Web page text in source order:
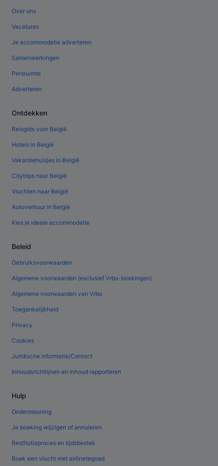
Over ons
Vacatures
Je accommodatie adverteren
Samenwerkingen
Persruimte
Adverteren
Ontdekken
Reisgids voor België
Hotels in België
Vakantiehuisjes in België
Citytrips naar België
Vluchten naar België
Autoverhuur in België
Kies je ideale accommodatie
Beleid
Gebruiksvoorwaarden
Algemene voorwaarden (exclusief Vrbo-boekingen)
Algemene voorwaarden van Vrbo
Toegankelijkheid
Privacy
Cookies
Juridische informatie/Contact
Inhoudsrichtlijnen en inhoud rapporteren
Hulp
Ondersteuning
Je boeking wijzigen of annuleren
Restitutieproces en tijdsbestek
Boek een vlucht met airlinetegoed